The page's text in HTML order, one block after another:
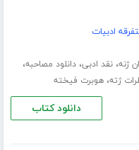
ادبیات
ژنه،نقد ادبی،دانلود مصاحبه،
ژته،هوبرت فیخته
دانلود کتاب